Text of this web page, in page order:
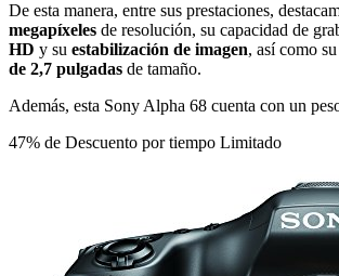
De esta manera, entre sus prestaciones,
megapíxeles de resolución, su capacidad de
HD y su estabilización de imagen, así como su
de 2,7 pulgadas de tamaño.
Además, esta Sony Alpha 68 cuenta con un
47% de Descuento por tiempo Limitado